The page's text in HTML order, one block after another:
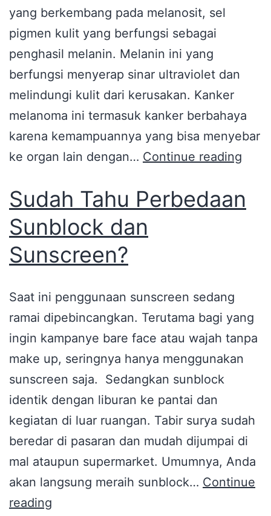
yang berkembang pada melanosit, sel
pigmen kulit yang berfungsi sebagai
penghasil melanin. Melanin ini yang
berfungsi menyerap sinar ultraviolet dan
melindungi kulit dari kerusakan. Kanker
melanoma ini termasuk kanker berbahaya
karena kemampuannya yang bisa menyebar
ke organ lain dengan… Continue reading
Sudah Tahu Perbedaan
Sunblock dan
Sunscreen?
Saat ini penggunaan sunscreen sedang
ramai dipebincangkan. Terutama bagi yang
ingin kampanye bare face atau wajah tanpa
make up, seringnya hanya menggunakan
sunscreen saja. Sedangkan sunblock
identik dengan liburan ke pantai dan
kegiatan di luar ruangan. Tabir surya sudah
beredar di pasaran dan mudah dijumpai di
mal ataupun supermarket. Umumnya, Anda
akan langsung meraih sunblock… Continue
reading